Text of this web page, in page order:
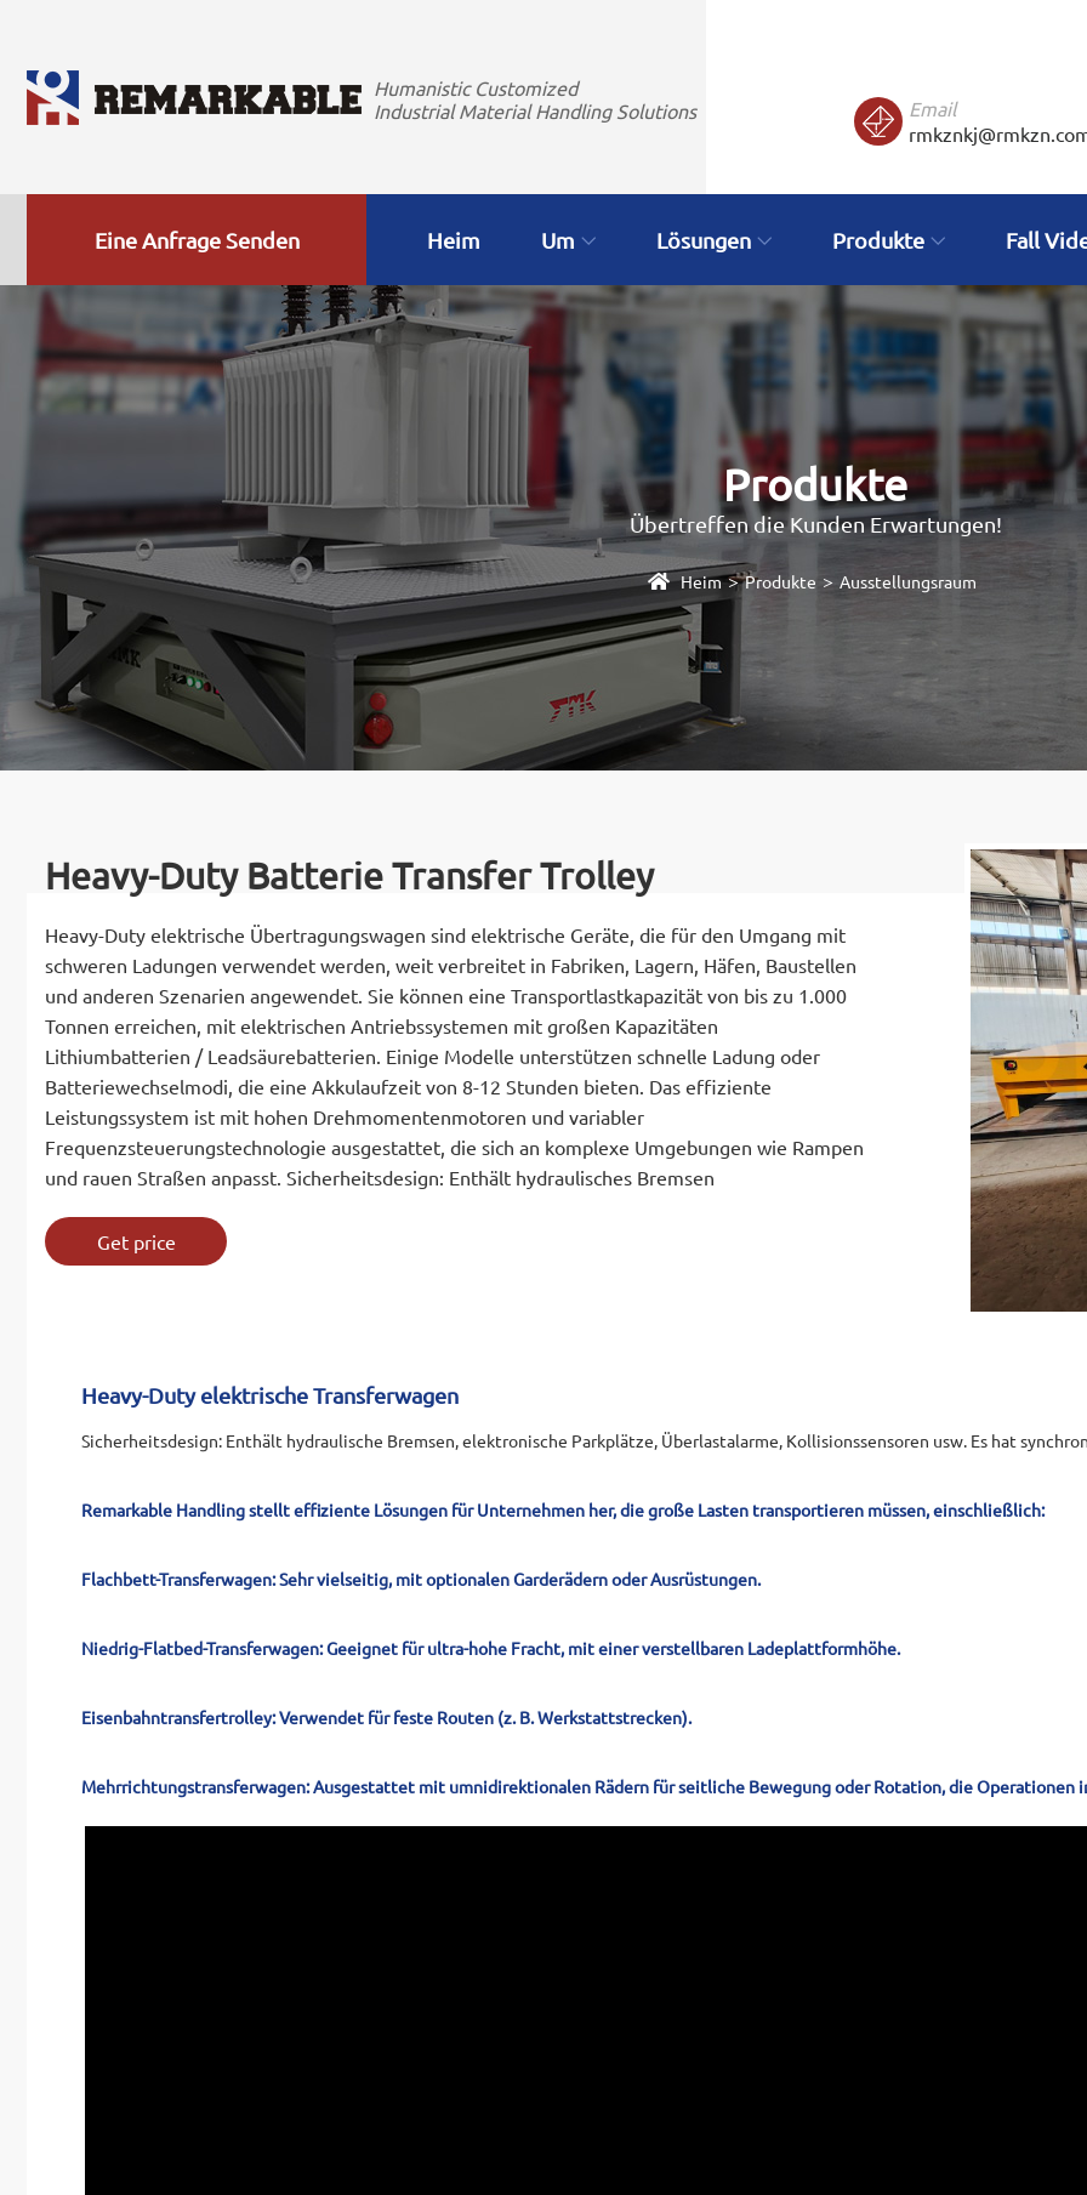
Humanistic Customized
Industrial Material Handling Solutions
Email
Eine Anfrage Senden Heim Um Lösungen Produkte Fall
Produkte
Übertreffen die Kunden Erwartungen!
Heim > Produkte > Ausstellungsraum
Heavy-Duty Batterie Transfer Trolley
Heavy-Duty elektrische Übertragungswagen sind elektrische Geräte, die für den Umgang mit
schweren Ladungen verwendet werden, weit verbreitet in Fabriken, Lagern, Häfen, Baustellen
und anderen Szenarien angewendet. Sie können eine Transportlastkapazität von bis zu 1.000
Tonnen erreichen, mit elektrischen Antriebssystemen mit großen Kapazitäten
Lithiumbatterien / Leadsäurebatterien. Einige Modelle unterstützen schnelle Ladung oder
Batteriewechselmodi, die eine Akkulaufzeit von 8-12 Stunden bieten. Das effiziente
Leistungssystem ist mit hohen Drehmomentenmotoren und variabler
Frequenzsteuerungstechnologie ausgestattet, die sich an komplexe Umgebungen wie Rampen
und rauen Straßen anpasst. Sicherheitsdesign: Enthält hydraulisches Bremsen
Get price
Heavy-Duty elektrische Transferwagen
Sicherheitsdesign: Enthält hydraulische Bremsen, elektronische Parkplätze, Überlastalarme, Kollisionssensoren usw. Es hat
Remarkable Handling stellt effiziente Lösungen für Unternehmen her, die große Lasten transportieren müssen, einschließlich:
Flachbett-Transferwagen: Sehr vielseitig, mit optionalen Garderädern oder Ausrüstungen.
Niedrig-Flatbed-Transferwagen: Geeignet für ultra-hohe Fracht, mit einer verstellbaren Ladeplattformhöhe.
Eisenbahntransfertrolley: Verwendet für feste Routen (z. B. Werkstattstrecken).
Mehrrichtungstransferwagen: Ausgestattet mit umnidirektionalen Rädern für seitliche Bewegung oder Rotation, die Operationen